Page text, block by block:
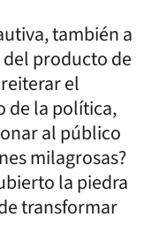
también a
producto de
el
de la política,
al público
milagrosas?
la piedra
transformar